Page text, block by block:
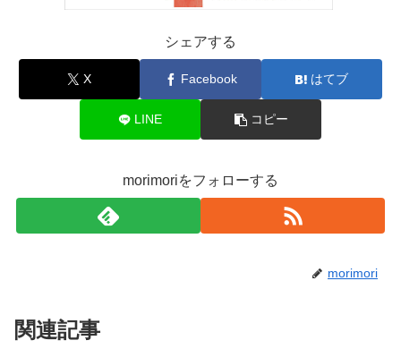
シェアする
X Facebook はてブ
LINE コピー
morimoriをフォローする
morimori
関連記事